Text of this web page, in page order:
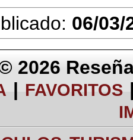
06/03/
2026
| FAVORITOS